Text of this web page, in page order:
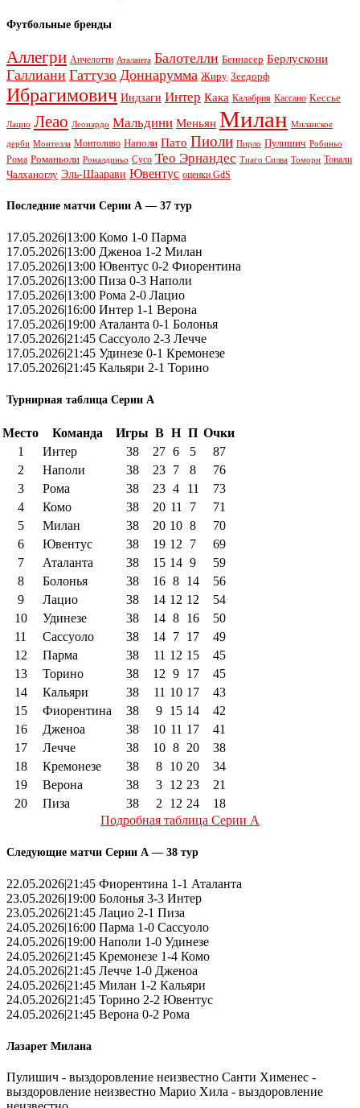
Футбольные бренды
Аллегри Анчелотти Аталанта Балотелли Беннасер Берлускони
Галлиани Гаттузо Доннарумма Жиру Зеедорф
Ибрагимович Индзаги Интер Кака Калабрия Кассано Кессье
Лацио Леао Леонардо Мальдини Меньян Милан Миланское
дерби Монтелла Монтоливо Наполи Пато Пиоли Пирло Пулишич Робиньо
Рома Романьоли Роналдиньо Сусо Тео Эрнандес Тиаго Силва Томори Тонали
Чалханоглу Эль-Шаарави Ювентус оценки GdS
Последние матчи Серии А — 37 тур
17.05.2026|13:00 Комо 1-0 Парма
17.05.2026|13:00 Дженоа 1-2 Милан
17.05.2026|13:00 Ювентус 0-2 Фиорентина
17.05.2026|13:00 Пиза 0-3 Наполи
17.05.2026|13:00 Рома 2-0 Лацио
17.05.2026|16:00 Интер 1-1 Верона
17.05.2026|19:00 Аталанта 0-1 Болонья
17.05.2026|21:45 Сассуоло 2-3 Лечче
17.05.2026|21:45 Удинезе 0-1 Кремонезе
17.05.2026|21:45 Кальяри 2-1 Торино
Турнирная таблица Серии А
Место Команда Игры В Н П Очки
1
Интер 38 27 6 5
87
2
Наполи 38 23 7 8
76
3
Рома 38 23 4 11
73
4
Комо 38 20 11 7
71
5
Милан 38 20 10 8
70
6
Ювентус 38 19 12 7
69
7
Аталанта 38 15 14 9
59
8
Болонья 38 16 8 14
56
9
Лацио 38 14 12 12
54
10
Удинезе 38 14 8 16
50
11
Сассуоло 38 14 7 17
49
12
Парма 38 11 12 15
45
13
Торино 38 12 9 17
45
14
Кальяри 38 11 10 17
43
15
Фиорентина 38 9 15 14
42
16
Дженоа 38 10 11 17
41
17
Лечче 38 10 8 20
38
18
Кремонезе 38 8 10 20
34
19
Верона 38 3 12 23
21
20
Пиза 38 2 12 24
18
Подробная таблица Серии А
Следующие матчи Серии А — 38 тур
22.05.2026|21:45 Фиорентина 1-1 Аталанта
23.05.2026|19:00 Болонья 3-3 Интер
23.05.2026|21:45 Лацио 2-1 Пиза
24.05.2026|16:00 Парма 1-0 Сассуоло
24.05.2026|19:00 Наполи 1-0 Удинезе
24.05.2026|21:45 Кремонезе 1-4 Комо
24.05.2026|21:45 Лечче 1-0 Дженоа
24.05.2026|21:45 Милан 1-2 Кальяри
24.05.2026|21:45 Торино 2-2 Ювентус
24.05.2026|21:45 Верона 0-2 Рома
Лазарет Милана
Пулишич - выздоровление неизвестно Санти Хименес -
выздоровление неизвестно Марио Хила - выздоровление